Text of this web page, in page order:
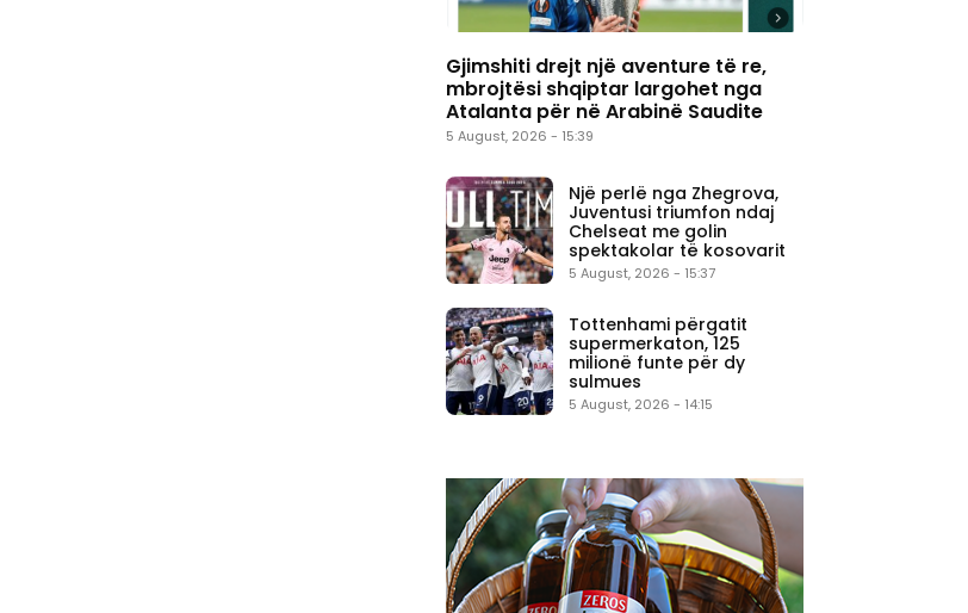
Gjimshiti drejt një aventure të re,
mbrojtësi shqiptar largohet nga
Atalanta për në Arabinë Saudite
5 August, 2026 - 15:39
Një perlë nga Zhegrova,
Juventusi triumfon ndaj
Chelseat me golin
spektakolar të kosovarit
5 August, 2026 - 15:37
Tottenhami përgatit
supermerkaton, 125
milionë funte për dy
sulmues
5 August, 2026 - 14:15